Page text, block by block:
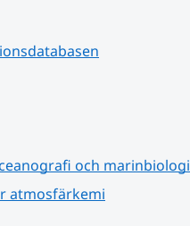
och marinbiologi
atmosfärkemi